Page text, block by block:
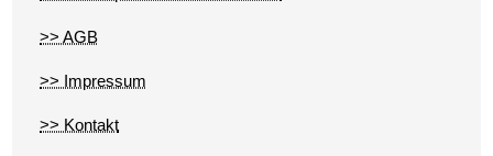
>> AGB
>> Impressum
>> Kontakt